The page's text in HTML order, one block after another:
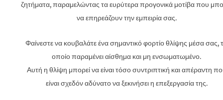
ζητήματα, παραμελώντας τα ευρύτερα προγονικά μοτίβα που
να επηρεάζουν την εμπειρία σας.
Φαίνεστε να κουβαλάτε ένα σημαντικό φορτίο θλίψης μέσα σας,
οποίο παραμένει αίσθημα και μη ενσωματωμένο.
Αυτή η θλίψη μπορεί να είναι τόσο συντριπτική και απέραντη
είναι σχεδόν αδύνατο να ξεκινήσει η επεξεργασία της.